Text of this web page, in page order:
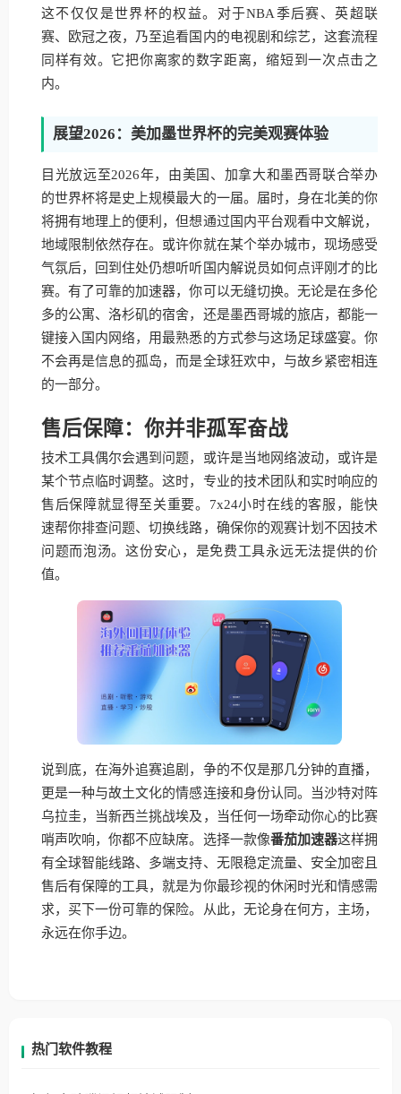
这不仅仅是世界杯的权益。对于NBA季后赛、英超联
赛、欧冠之夜，乃至追看国内的电视剧和综艺，这套流程
同样有效。它把你离家的数字距离，缩短到一次点击之
内。
展望2026：美加墨世界杯的完美观赛体验
目光放远至2026年，由美国、加拿大和墨西哥联合举办
的世界杯将是史上规模最大的一届。届时，身在北美的你
将拥有地理上的便利，但想通过国内平台观看中文解说，
地域限制依然存在。或许你就在某个举办城市，现场感受
气氛后，回到住处仍想听听国内解说员如何点评刚才的比
赛。有了可靠的加速器，你可以无缝切换。无论是在多伦
多的公寓、洛杉矶的宿舍，还是墨西哥城的旅店，都能一
键接入国内网络，用最熟悉的方式参与这场足球盛宴。你
不会再是信息的孤岛，而是全球狂欢中，与故乡紧密相连
的一部分。
售后保障：你并非孤军奋战
技术工具偶尔会遇到问题，或许是当地网络波动，或许是
某个节点临时调整。这时，专业的技术团队和实时响应的
售后保障就显得至关重要。7x24小时在线的客服，能快
速帮你排查问题、切换线路，确保你的观赛计划不因技术
问题而泡汤。这份安心，是免费工具永远无法提供的价
值。
说到底，在海外追赛追剧，争的不仅是那几分钟的直播，
更是一种与故土文化的情感连接和身份认同。当沙特对阵
乌拉圭，当新西兰挑战埃及，当任何一场牵动你心的比赛
哨声吹响，你都不应缺席。选择一款像番茄加速器这样拥
有全球智能线路、多端支持、无限稳定流量、安全加密且
售后有保障的工具，就是为你最珍视的休闲时光和情感需
求，买下一份可靠的保险。从此，无论身在何方，主场，
永远在你手边。
热门软件教程